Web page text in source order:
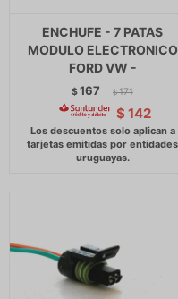
ENCHUFE - 7 PATAS
MODULO ELECTRONICO
FORD VW -
$167 $ 171
$ 142